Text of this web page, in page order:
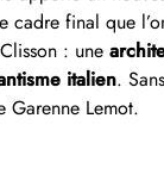
cadre final que
: une
italien.
Garenne Lemot.